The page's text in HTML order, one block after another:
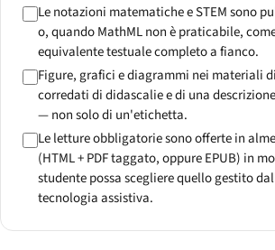
Le notazioni matematiche e STEM sono
o, quando MathML non è praticabile,
equivalente testuale completo a fianco.
Figure, grafici e diagrammi nei materiali
corredati di didascalie e di una
— non solo di un'etichetta.
Le letture obbligatorie sono offerte in
(HTML + PDF taggato, oppure EPUB) in
studente possa scegliere quello gestito
tecnologia assistiva.